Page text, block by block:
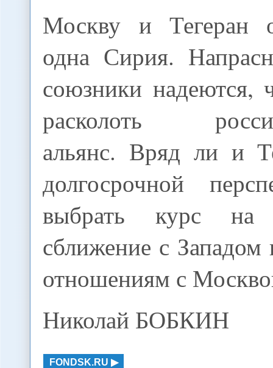
Москву и Тегеран
одна Сирия.
союзники надеются,
расколоть
альянс. Вряд ли и
долгосрочной
выбрать курс на
сближение с
отношениям с
Николай БОБКИН
FONDSK.RU